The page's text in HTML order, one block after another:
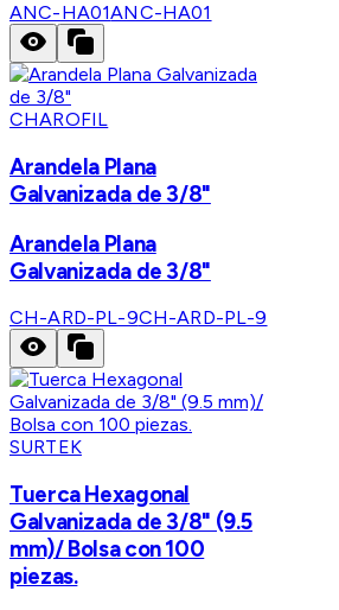
ANC-HA01ANC-HA01
CHAROFIL
Arandela Plana
Galvanizada de 3/8"
Arandela Plana
Galvanizada de 3/8"
CH-ARD-PL-9CH-ARD-PL-9
SURTEK
Tuerca Hexagonal
Galvanizada de 3/8" (9.5
mm)/ Bolsa con 100
piezas.